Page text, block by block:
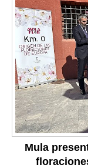
Mula